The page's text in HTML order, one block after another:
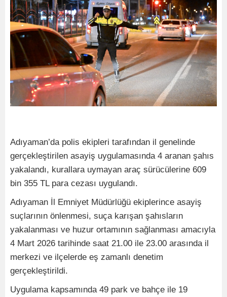
Adıyaman’da polis ekipleri tarafından il genelinde
gerçekleştirilen asayiş uygulamasında 4 aranan şahıs
yakalandı, kurallara uymayan araç sürücülerine 609
bin 355 TL para cezası uygulandı.
Adıyaman İl Emniyet Müdürlüğü ekiplerince asayiş
suçlarının önlenmesi, suça karışan şahısların
yakalanması ve huzur ortamının sağlanması amacıyla
4 Mart 2026 tarihinde saat 21.00 ile 23.00 arasında il
merkezi ve ilçelerde eş zamanlı denetim
gerçekleştirildi.
Uygulama kapsamında 49 park ve bahçe ile 19